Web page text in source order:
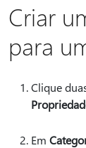
Criar
para
Clique
Em